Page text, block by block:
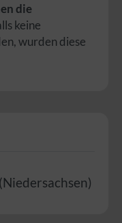
die
keine
wurden diese
(Niedersachsen)